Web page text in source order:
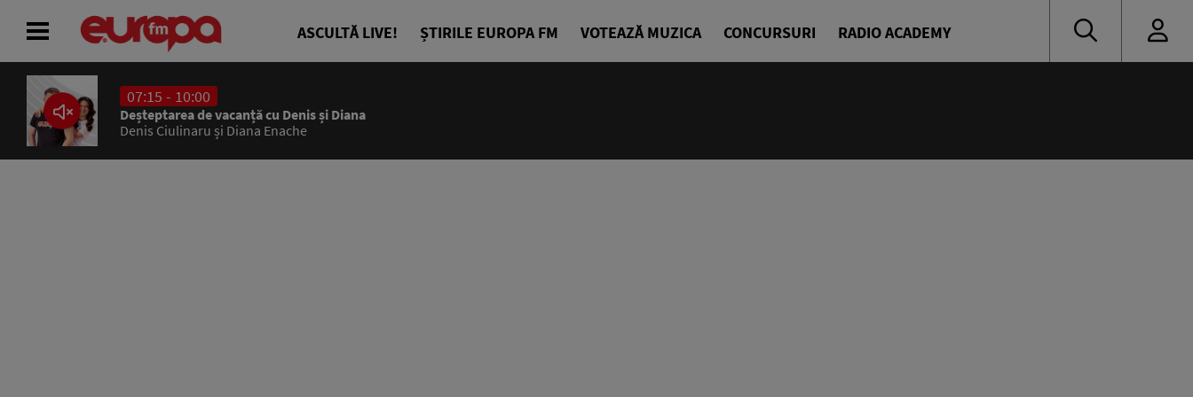
ASCULTĂ LIVE! ȘTIRILE EUROPA FM VOTEAZĂ MUZICA CONCURSURI RADIO ACADEMY
07:15 - 10:00
Deșteptarea de vacanță cu Denis și Diana
Denis Ciulinaru și Diana Enache
ACASĂ
ȘTIRI